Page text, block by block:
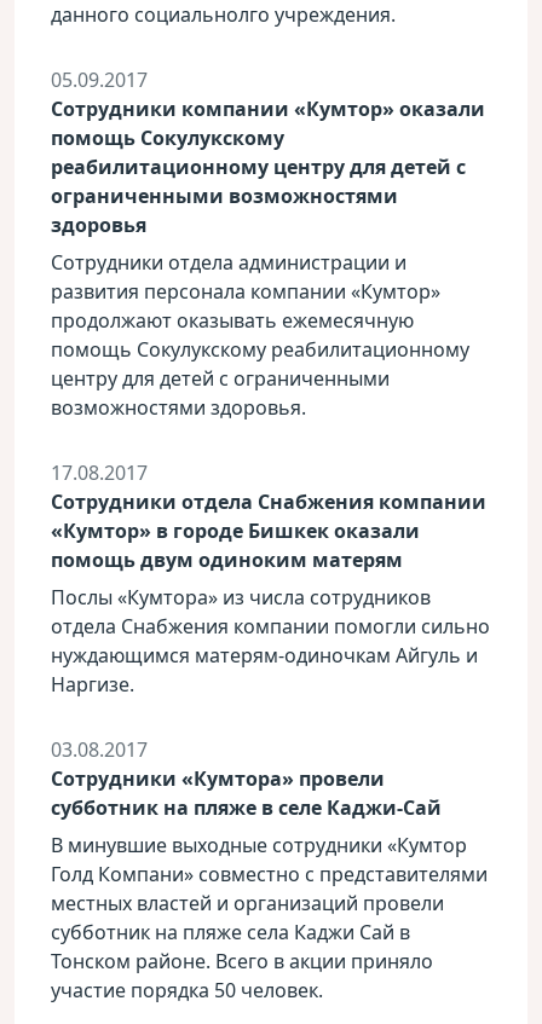
данного социальнолго учреждения.
05.09.2017
Cотрудники компании «Кумтор» оказали
помощь Сокулукскому
реабилитационному центру для детей с
ограниченными возможностями
здоровья
Сотрудники отдела администрации и
развития персонала компании «Кумтор»
продолжают оказывать ежемесячную
помощь Сокулукскому реабилитационному
центру для детей с ограниченными
возможностями здоровья.
17.08.2017
Сотрудники отдела Снабжения компании
«Кумтор» в городе Бишкек оказали
помощь двум одиноким матерям
Послы «Кумтора» из числа сотрудников
отдела Снабжения компании помогли сильно
нуждающимся матерям-одиночкам Айгуль и
Наргизе.
03.08.2017
Сотрудники «Кумтора» провели
субботник на пляже в селе Каджи-Сай
В минувшие выходные сотрудники «Кумтор
Голд Компани» совместно с представителями
местных властей и организаций провели
субботник на пляже села Каджи Сай в
Тонском районе. Всего в акции приняло
участие порядка 50 человек.